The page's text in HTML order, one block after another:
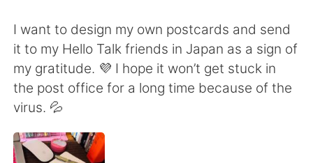
Français Deutsch
日本語 한국어
Indonesia
I want to design my own postcards and send
it to my Hello Talk friends in Japan as a sign of
my gratitude. 💜 I hope it won’t get stuck in
the post office for a long time because of the
virus. 💦